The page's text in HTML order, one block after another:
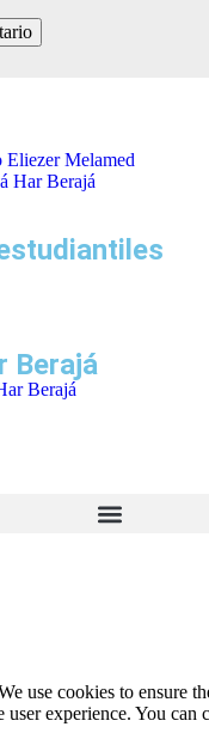
Melamed
Har Berajá
Berajá
Berajá
use cookies to ensure
experience. You can